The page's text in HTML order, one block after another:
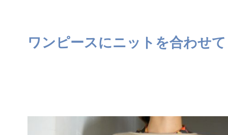
ワンピースにニットを合わせ